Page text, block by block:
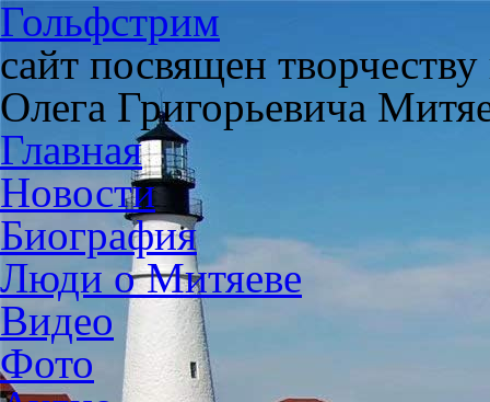
Гольфстрим
сайт посвящен
Олега Григорьевича
Главная
Новости
Биография
Люди о Митяеве
Видео
Фото